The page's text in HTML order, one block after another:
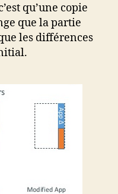
qu’une copie
que la partie
les différences